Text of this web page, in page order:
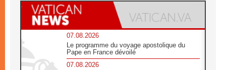
07.08.2026
Le programme du voyage apostolique du
Pape en France dévoilé
07.08.2026